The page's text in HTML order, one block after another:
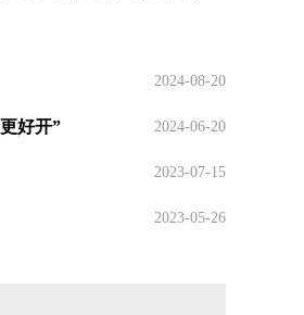
2024-08-20
好开” 2024-06-20
2023-07-15
2023-05-26